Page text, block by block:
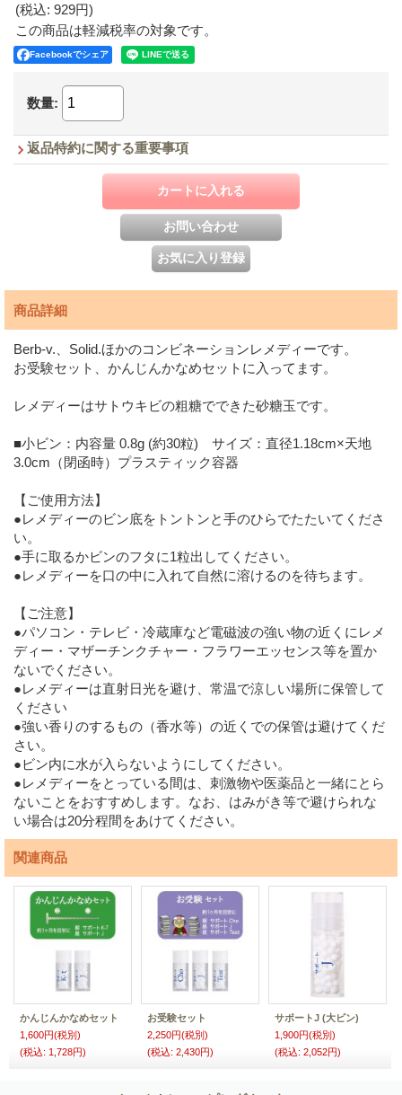
(税込: 929円)
この商品は軽減税率の対象です。
Facebookでシェア
数量:
返品特約に関する重要事項
商品詳細
Berb-v.、Solid.ほかのコンビネーションレメディーです。
お受験セット、かんじんかなめセットに入ってます。
レメディーはサトウキビの粗糖でできた砂糖玉です。
■小ビン：内容量 0.8g (約30粒) サイズ：直径1.18cm×天地
3.0cm（閉函時）プラスティック容器
【ご使用方法】
●レメディーのビン底をトントンと手のひらでたたいてくださ
い。
●手に取るかビンのフタに1粒出してください。
●レメディーを口の中に入れて自然に溶けるのを待ちます。
【ご注意】
●パソコン・テレビ・冷蔵庫など電磁波の強い物の近くにレメ
ディー・マザーチンクチャー・フラワーエッセンス等を置か
ないでください。
●レメディーは直射日光を避け、常温で涼しい場所に保管して
ください
●強い香りのするもの（香水等）の近くでの保管は避けてくだ
さい。
●ビン内に水が入らないようにしてください。
●レメディーをとっている間は、刺激物や医薬品と一緒にとら
ないことをおすすめします。なお、はみがき等で避けられな
い場合は20分程間をあけてください。
関連商品
かんじんかなめセット
1,600円(税別)
(税込: 1,728円)
お受験セット
2,250円(税別)
(税込: 2,430円)
サポートJ (大ビン)
1,900円(税別)
(税込: 2,052円)